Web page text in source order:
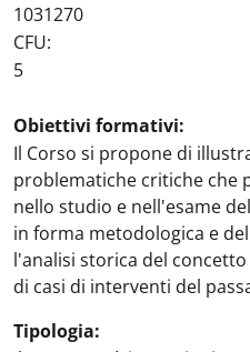
1031270
CFU:
5
Obiettivi formativi:
Il Corso si propone di
problematiche critiche che
nello studio e nell'esame
in forma metodologica e
l'analisi storica del
di casi di interventi del
Tipologia: